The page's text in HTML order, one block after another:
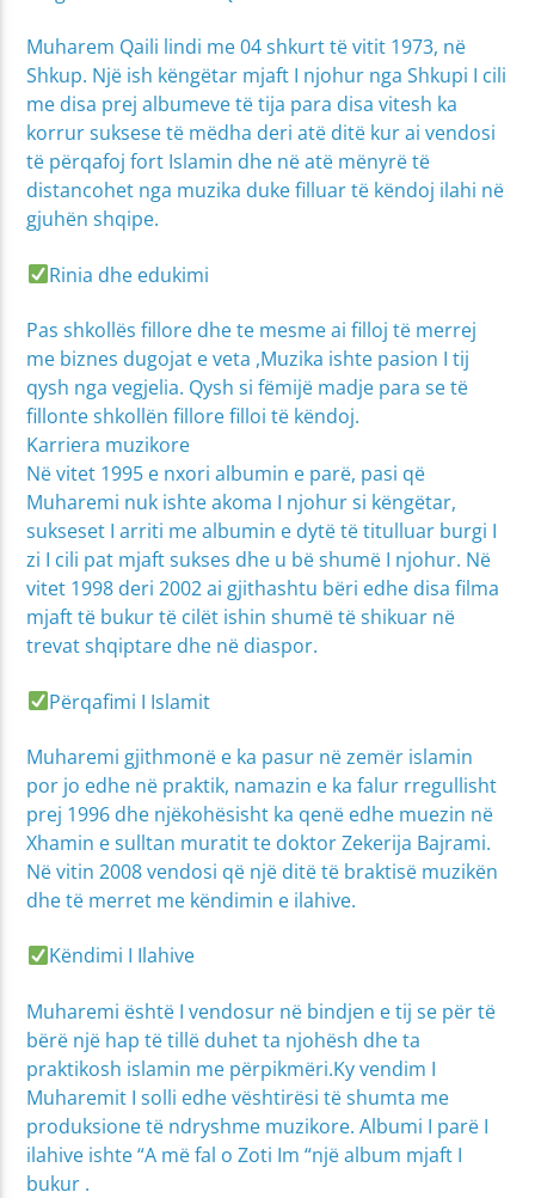
Muharem Qaili lindi me 04 shkurt të vitit 1973, në
Shkup. Një ish këngëtar mjaft I njohur nga Shkupi I cili
me disa prej albumeve të tija para disa vitesh ka
korrur suksese të mëdha deri atë ditë kur ai vendosi
të përqafoj fort Islamin dhe në atë mënyrë të
distancohet nga muzika duke filluar të këndoj ilahi në
gjuhën shqipe.
Rinia dhe edukimi
Pas shkollës fillore dhe te mesme ai filloj të merrej
me biznes dugojat e veta ,Muzika ishte pasion I tij
qysh nga vegjelia. Qysh si fëmijë madje para se të
fillonte shkollën fillore filloi të këndoj.
Karriera muzikore
Në vitet 1995 e nxori albumin e parë, pasi që
Muharemi nuk ishte akoma I njohur si këngëtar,
sukseset I arriti me albumin e dytë të titulluar burgi I
zi I cili pat mjaft sukses dhe u bë shumë I njohur. Në
vitet 1998 deri 2002 ai gjithashtu bëri edhe disa filma
mjaft të bukur të cilët ishin shumë të shikuar në
trevat shqiptare dhe në diaspor.
Përqafimi I Islamit
Muharemi gjithmonë e ka pasur në zemër islamin
por jo edhe në praktik, namazin e ka falur rregullisht
prej 1996 dhe njëkohësisht ka qenë edhe muezin në
Xhamin e sulltan muratit te doktor Zekerija Bajrami.
Në vitin 2008 vendosi që një ditë të braktisë muzikën
dhe të merret me këndimin e ilahive.
Këndimi I Ilahive
Muharemi është I vendosur në bindjen e tij se për të
bërë një hap të tillë duhet ta njohësh dhe ta
praktikosh islamin me përpikmëri.Ky vendim I
Muharemit I solli edhe vështirësi të shumta me
produksione të ndryshme muzikore. Albumi I parë I
ilahive ishte “A më fal o Zoti Im “një album mjaft I
bukur .